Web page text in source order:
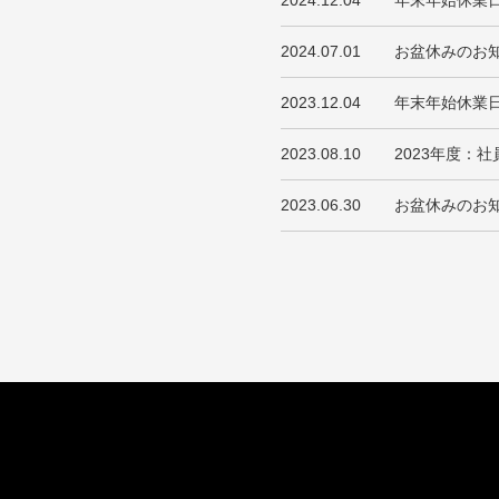
2024.07.01 お盆休みのお
2023.12.04 年末年始休業
2023.08.10 2023年度：社
2023.06.30 お盆休みのお